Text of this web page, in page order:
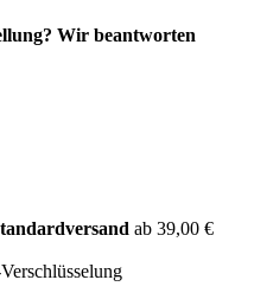
Wir beantworten
ab 39,00 €